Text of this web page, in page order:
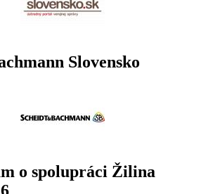
Slovensko
o spolupráci Žilina